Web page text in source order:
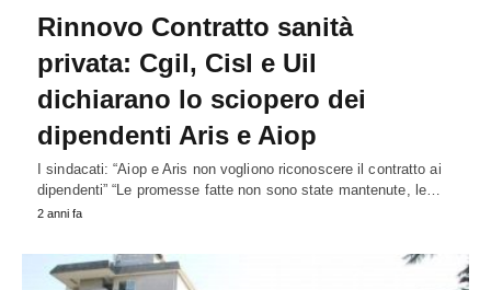
Rinnovo Contratto sanità
privata: Cgil, Cisl e Uil
dichiarano lo sciopero dei
dipendenti Aris e Aiop
I sindacati: “Aiop e Aris non vogliono riconoscere il contratto ai
dipendenti” “Le promesse fatte non sono state mantenute, le…
2 anni fa